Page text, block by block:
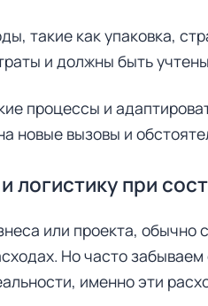
такие как упаковка,
и должны быть
процессы и
новые вызовы и
логистику при
или проекта, обычно
Но часто
именно эти